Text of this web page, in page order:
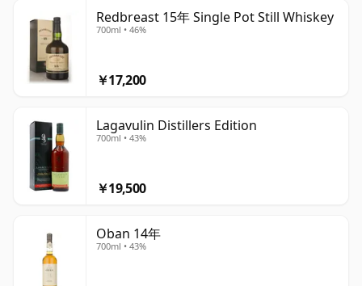
Redbreast 15年 Single Pot Still Whiskey
700ml • 46%
￥17,200
Lagavulin Distillers Edition
700ml • 43%
￥19,500
Oban 14年
700ml • 43%